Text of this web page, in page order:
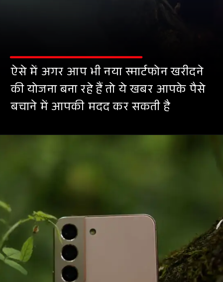
ऐसे में अगर आप भी नया स्मार्टफोन खरीदने
की योजना बना रहे हैं तो ये खबर आपके पैसे
बचाने में आपकी मदद कर सकती है